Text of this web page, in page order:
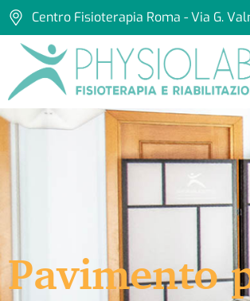
Centro Fisioterapia Roma - Via G.
Pavimento